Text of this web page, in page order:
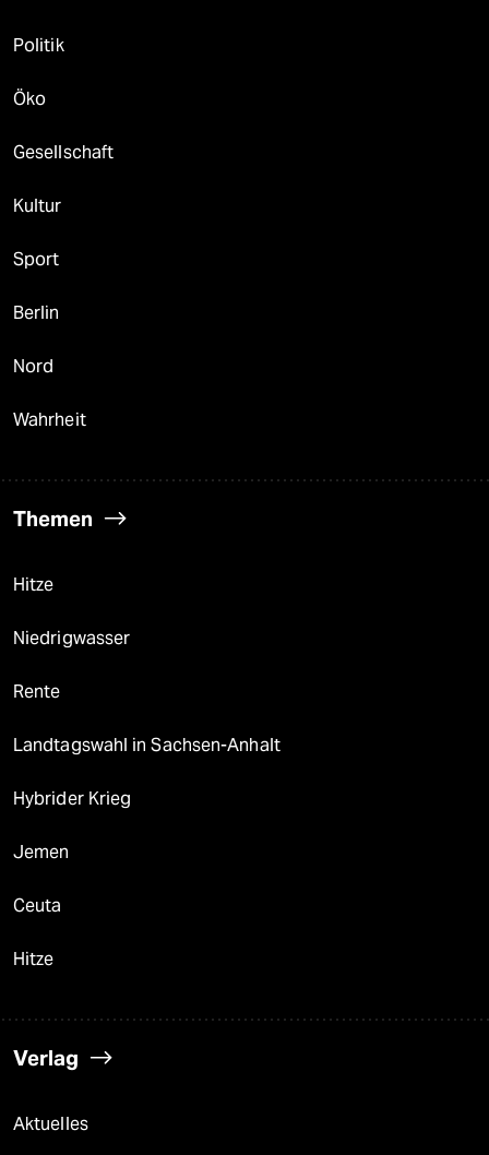
Politik
Öko
Gesellschaft
Kultur
Sport
Berlin
Nord
Wahrheit
Themen
Hitze
Niedrigwasser
Rente
Landtagswahl in Sachsen-Anhalt
Hybrider Krieg
Jemen
Ceuta
Hitze
Verlag
Aktuelles